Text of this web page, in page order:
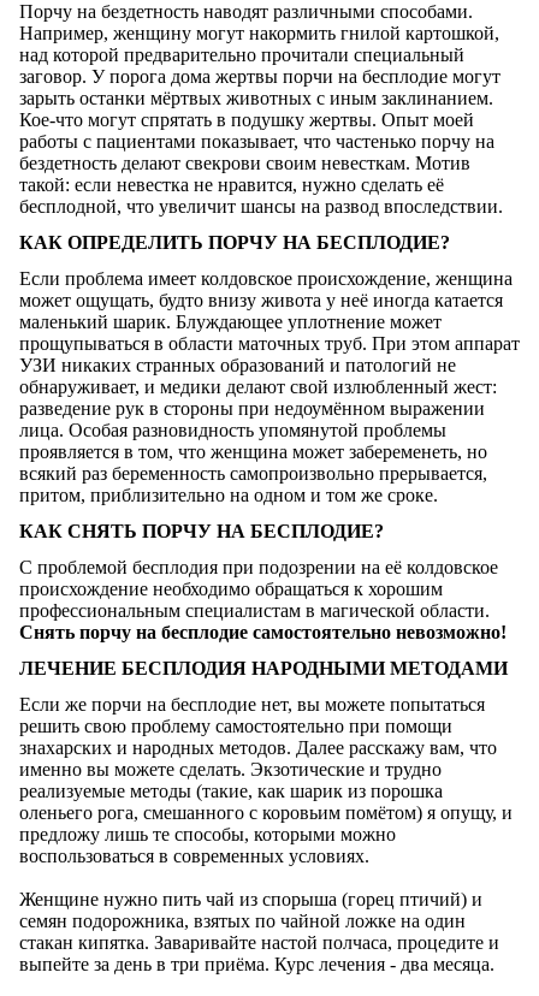
Порчу на бездетность наводят различными способами.
Например, женщину могут накормить гнилой картошкой,
над которой предварительно прочитали специальный
заговор. У порога дома жертвы порчи на бесплодие могут
зарыть останки мёртвых животных с иным заклинанием.
Кое-что могут спрятать в подушку жертвы. Опыт моей
работы с пациентами показывает, что частенько порчу на
бездетность делают свекрови своим невесткам. Мотив
такой: если невестка не нравится, нужно сделать её
бесплодной, что увеличит шансы на развод впоследствии.
КАК ОПРЕДЕЛИТЬ ПОРЧУ НА БЕСПЛОДИЕ?
Если проблема имеет колдовское происхождение, женщина
может ощущать, будто внизу живота у неё иногда катается
маленький шарик. Блуждающее уплотнение может
прощупываться в области маточных труб. При этом аппарат
УЗИ никаких странных образований и патологий не
обнаруживает, и медики делают свой излюбленный жест:
разведение рук в стороны при недоумённом выражении
лица. Особая разновидность упомянутой проблемы
проявляется в том, что женщина может забеременеть, но
всякий раз беременность самопроизвольно прерывается,
притом, приблизительно на одном и том же сроке.
КАК СНЯТЬ ПОРЧУ НА БЕСПЛОДИЕ?
С проблемой бесплодия при подозрении на её колдовское
происхождение необходимо обращаться к хорошим
профессиональным специалистам в магической области.
Снять порчу на бесплодие самостоятельно невозможно!
ЛЕЧЕНИЕ БЕСПЛОДИЯ НАРОДНЫМИ МЕТОДАМИ
Если же порчи на бесплодие нет, вы можете попытаться
решить свою проблему самостоятельно при помощи
знахарских и народных методов. Далее расскажу вам, что
именно вы можете сделать. Экзотические и трудно
реализуемые методы (такие, как шарик из порошка
оленьего рога, смешанного с коровьим помётом) я опущу, и
предложу лишь те способы, которыми можно
воспользоваться в современных условиях.
Женщине нужно пить чай из спорыша (горец птичий) и
семян подорожника, взятых по чайной ложке на один
стакан кипятка. Заваривайте настой полчаса, процедите и
выпейте за день в три приёма. Курс лечения - два месяца.